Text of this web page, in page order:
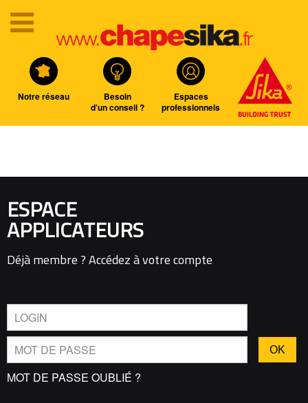
Notre réseau
Besoin
d'un conseil ?
Espaces
professionnels
ESPACE
APPLICATEURS
Déjà membre ? Accédez à votre compte
MOT DE PASSE OUBLIÉ ?